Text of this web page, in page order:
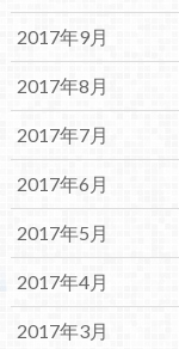
2017年9月
2017年8月
2017年7月
2017年6月
2017年5月
2017年4月
2017年3月